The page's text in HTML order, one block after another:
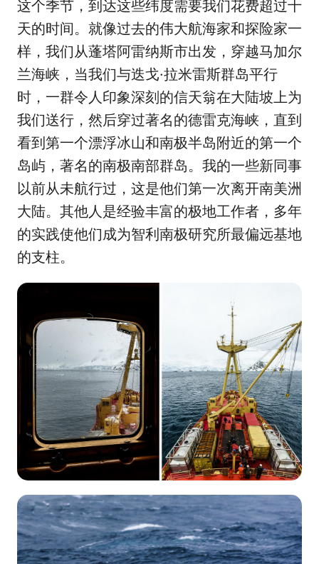
这个季节，到达这些纬度需要我们花费超过十
天的时间。就像过去的伟大航海家和探险家一
样，我们从蓬塔阿雷纳斯市出发，穿越马加尔
兰海峡，当我们与迭戈·拉米雷斯群岛平行
时，一群令人印象深刻的信天翁在大陆坡上为
我们送行，然后穿过著名的德雷克海峡，直到
看到第一个漂浮冰山和南极半岛附近的第一个
岛屿，著名的南极南部群岛。我的一些新同事
以前从未航行过，这是他们第一次离开南美洲
大陆。其他人是经验丰富的极地工作者，多年
的实践使他们成为智利南极研究所最偏远基地
的支柱。